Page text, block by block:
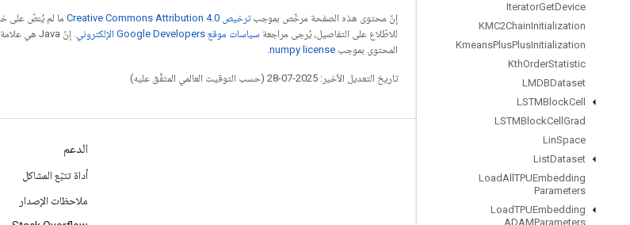
IteratorGetDevice
KMC2ChainInitialization
KmeansPlusPlusInitialization
KthOrderStatistic
LMDBDataset
LSTMBlockCell
LSTMBlockCell Grad
LinSpace
ListDataset
LoadAll TPUEmbedding
Parameters
LoadTPUEmbedding
ADAMParameters
إنّ محتوى هذه الصفحة مرخّص بموجبترخيص Creative Commons Attribution 4.0‏ ما لم يُنصّ على
للاطّلاع على التفاصيل، يُرجى مراجعة سياسات موقع Google Developers الإلكتروني
المحتوى بموجب numpy license
تاريخ التعديل الأخير: 2025-07-28 (حسب التوقيت العالمي المتفَّق عليه)
التواصل الاجتماعي
المدوّنة
الدعم
أداة تتبّع المشاكل
ملاحظات الإصدار